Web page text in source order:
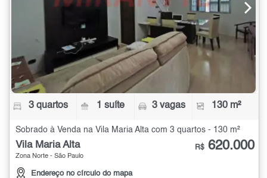
3 quartos 1 suíte 3 vagas 130 m²
Sobrado à Venda na Vila Maria Alta com 3 quartos - 130 m²
Vila Maria Alta
Zona Norte - São Paulo
Endereço no círculo do mapa
R$ 620.000